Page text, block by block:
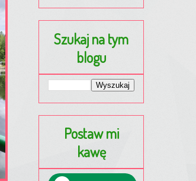
Szukaj na tym
blogu
Postaw mi
kawę